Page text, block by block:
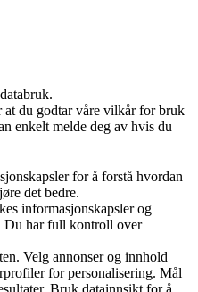
at du godtar våre vilkår for bruk
enkelt melde deg av hvis du
for å forstå hvordan
det bedre.
informasjonskapsler og
Du har full kontroll over
Velg annonser og innhold
for personalisering. Mål